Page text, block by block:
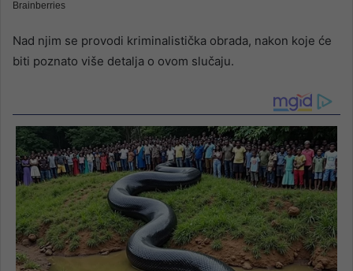
Nad njim se provodi kriminalistička obrada, nakon koje će
biti poznato više detalja o ovom slučaju.